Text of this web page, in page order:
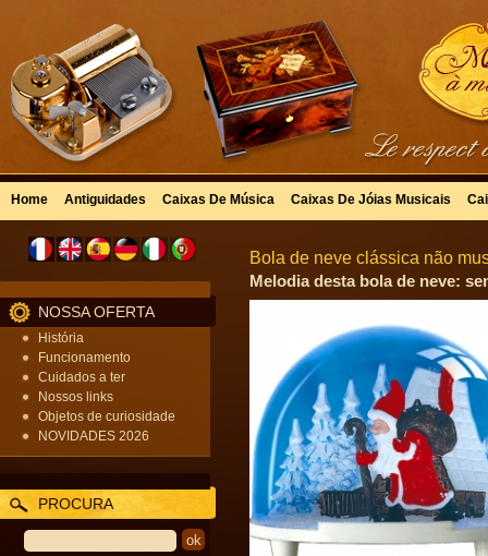
Home Antiguidades Caixas De Música Caixas De Jóias Musicais
NOSSA OFERTA
História
Funcionamento
Cuidados a ter
Nossos links
Objetos de curiosidade
NOVIDADES 2026
PROCURA
Bola de neve clássica não
Melodia desta bola de neve: